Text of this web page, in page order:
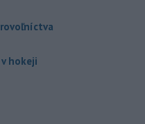
v hokeji